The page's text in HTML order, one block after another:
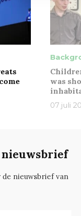
was
07 juli
de nieuwsbrief van